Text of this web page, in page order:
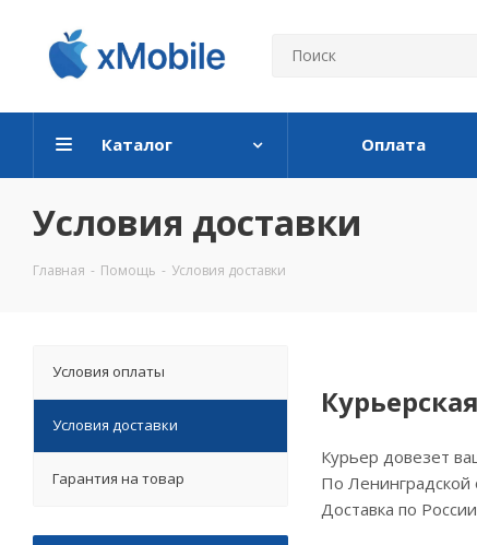
Каталог Оплата
Условия доставки
Главная - Помощь - Условия доставки
Курьер довезет
По Ленинградской
Доставка по
Условия оплаты
Условия доставки
Гарантия на товар